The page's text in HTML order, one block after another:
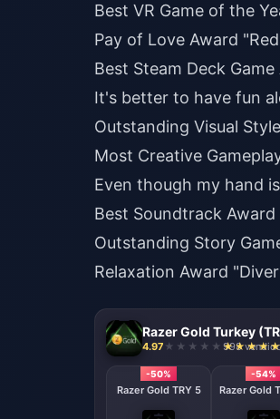
Best VR Game of the
Pay of Love Award
Best Steam Deck
It's better to have fun
Outstanding Visual
Most Creative
Even though my hand
Best Soundtrack
Outstanding Story
Relaxation Award
Razer Gold Turkey
4.97 998
-50%
Razer Gold TRY 5
-54%
Razer Gold